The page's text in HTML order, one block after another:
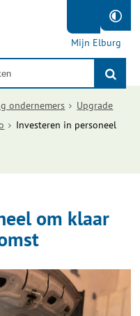
Mijn Elburg
ondernemers
Upgrade
Investeren in personeel
om klaar